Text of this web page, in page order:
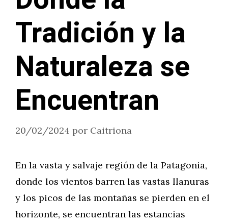
Tradición y la
Naturaleza se
Encuentran
20/02/2024 por Caitriona
En la vasta y salvaje región de la Patagonia,
donde los vientos barren las vastas llanuras
y los picos de las montañas se pierden en el
horizonte, se encuentran las estancias